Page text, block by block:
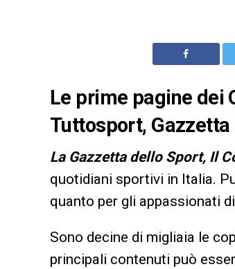
Le prime pagine dei
Tuttosport,
La Gazzetta dello Sport, Il
quotidiani sportivi in Italia.
quanto per gli appassionati
Sono decine di migliaia le
principali contenuti può